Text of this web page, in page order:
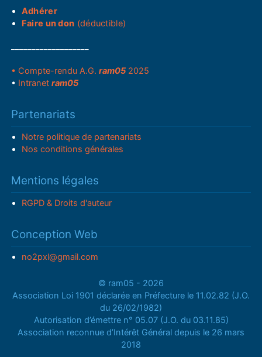
Adhérer
Faire un don (déductible)
• Compte-rendu A.G.ram05 2025
• Intranetram05
Partenariats
Notre politique de partenariats
Nos conditions générales
Mentions légales
RGPD & Droits d'auteur
Conception Web
no2pxl@gmail.com
© ram05 - 2026
Association Loi 1901 déclarée en Préfecture le 11.02.82 (J.O.
du 26/02/1982)
Autorisation d’émettre n° 05.07 (J.O. du 03.11.85)
Association reconnue d’Intérêt Général depuis le 26 mars
2018